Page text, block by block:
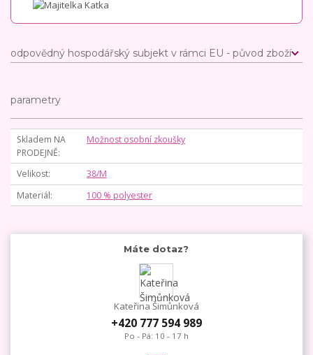
odpovědný hospodářský subjekt v rámci EU - původ zboží
parametry
Skladem NA
PRODEJNĚ
Možnost osobní zkoušky
Velikost
38/M
Materiál
100 % polyester
Máte dotaz?
Kateřina Šimůnková
+420 777 594 989
Po - Pá: 10 - 17 h